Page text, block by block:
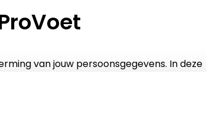
van jouw persoonsgegevens. In deze
informatie geven over hoe wij omgaan